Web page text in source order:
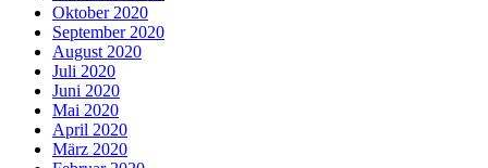
Oktober 2020
September 2020
August 2020
Juli 2020
Juni 2020
Mai 2020
April 2020
März 2020